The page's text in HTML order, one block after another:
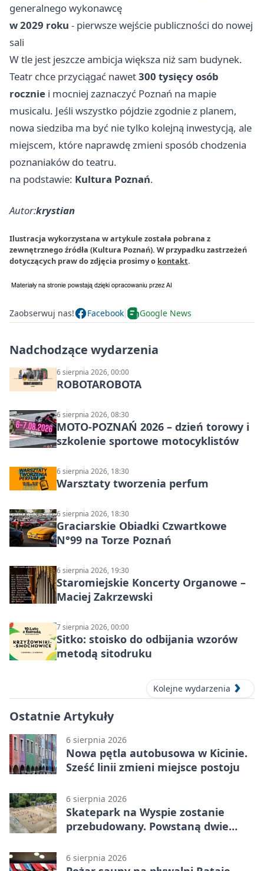
generalnego wykonawcę
w 2029 roku - pierwsze wejście publiczności do nowej
sali
W tle jest jeszcze ambicja większa niż sam budynek.
Teatr chce przyciągać nawet300 tysięcy osób
rocznie i mocniej zaznaczyć Poznań na mapie
musicalu. Jeśli wszystko pójdzie zgodnie z planem,
nowa siedziba ma być nie tylko kolejną inwestycją, ale
miejscem, które naprawdę zmieni sposób chodzenia
poznaniaków do teatru.
na podstawie: Kultura Poznań.
Autor:krystian
Ilustracja wykorzystana w artykule została pobrana z
zewnętrznego źródła (Kultura Poznań). W przypadku zastrzeżeń
dotyczących praw do zdjęcia prosimy o kontakt.
Zaobserwuj nas! Facebook Google News
Nadchodzące wydarzenia
6 sierpnia 2026, 00:00
ROBOTAROBOTA
6 sierpnia 2026, 08:30
MOTO-POZNAŃ 2026 – dzień torowy i
szkolenie sportowe motocyklistów
6 sierpnia 2026, 18:30
Warsztaty tworzenia perfum
6 sierpnia 2026, 18:30
Graciarskie Obiadki Czwartkowe
N°99 na Torze Poznań
6 sierpnia 2026, 19:30
Staromiejskie Koncerty Organowe –
Maciej Zakrzewski
7 sierpnia 2026, 00:00
Sitko: stoisko do odbijania wzorów
metodą sitodruku
Kolejne wydarzenia
Ostatnie Artykuły
6 sierpnia 2026
Nowa pętla autobusowa w Kicinie.
Sześć linii zmieni miejsce postoju
6 sierpnia 2026
Skatepark na Wyspie zostanie
przebudowany. Powstaną dwie
6 sierpnia 2026